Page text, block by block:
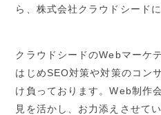
ら、株式会社クラウドシード
クラウドシードのWebマーケ
はじめSEO対策や対策のコン
け負っております。Web制作
見を活かし、お力添えさせて